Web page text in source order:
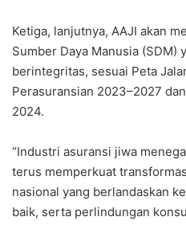
Ketiga, lanjutnya, AAJI akan
Sumber Daya Manusia (SDM)
berintegritas, sesuai Peta
Perasuransian 2023–2027
2024.
“Industri asuransi jiwa
terus memperkuat
nasional yang berlandaskan
baik, serta perlindungan